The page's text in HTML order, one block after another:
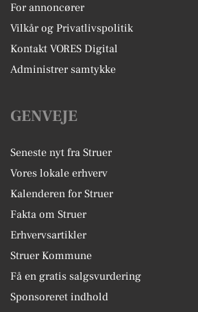
For annoncører
Vilkår og Privatlivspolitik
Kontakt VORES Digital
Administrer samtykke
GENVEJE
Seneste nyt fra Struer
Vores lokale erhverv
Kalenderen for Struer
Fakta om Struer
Erhvervsartikler
Struer Kommune
Få en gratis salgsvurdering
Sponsoreret indhold